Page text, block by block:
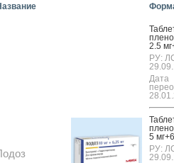
2.5
РУ:
Дата
5
РУ: